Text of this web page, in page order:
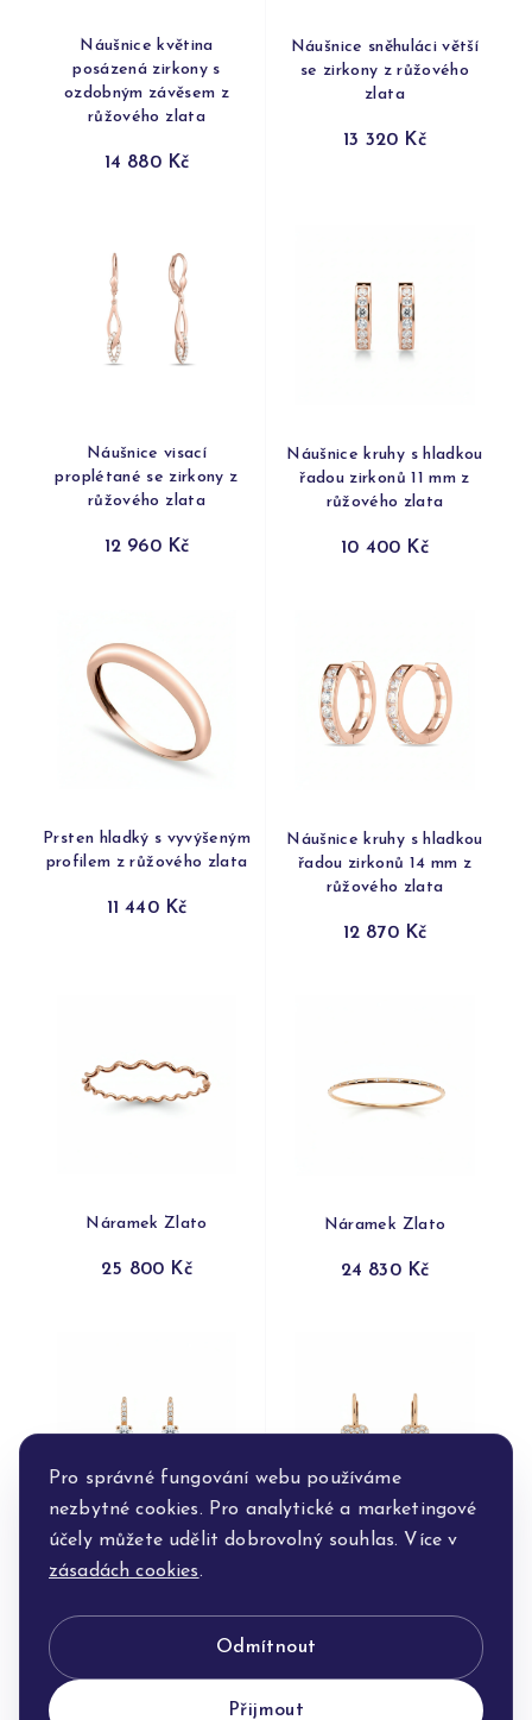
Pro správné fungování webu používáme
nezbytné cookies. Pro analytické a marketingové
účely můžete udělit dobrovolný souhlas. Více v
zásadách cookies.
Odmítnout
Přijmout
Náušnice květina
posázená zirkony s
ozdobným závěsem z
růžového zlata
14 880 Kč
Náušnice sněhuláci větší
se zirkony z růžového
zlata
13 320 Kč
Náušnice visací
proplétané se zirkony z
růžového zlata
12 960 Kč
Náušnice kruhy s hladkou
řadou zirkonů 11 mm z
růžového zlata
10 400 Kč
Prsten hladký s vyvýšeným
profilem z růžového zlata
11 440 Kč
Náušnice kruhy s hladkou
řadou zirkonů 14 mm z
růžového zlata
12 870 Kč
Náramek Zlato
25 800 Kč
Náramek Zlato
24 830 Kč
Náušnice Zlato